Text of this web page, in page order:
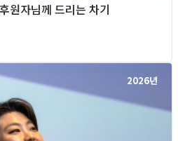
원자님께 드리는 차기
2026년